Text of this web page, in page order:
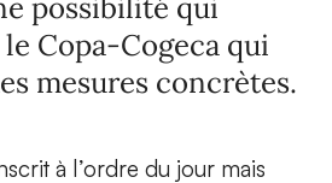
possibilité qui
le Copa-Cogeca qui
mesures concrètes.
à l’ordre du jour mais